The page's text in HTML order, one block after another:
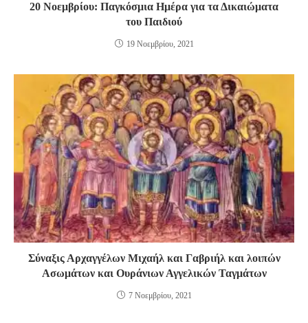
20 Νοεμβρίου: Παγκόσμια Ημέρα για τα Δικαιώματα
του Παιδιού
19 Νοεμβρίου, 2021
Σύναξις Αρχαγγέλων Μιχαήλ και Γαβριήλ και λοιπών
Ασωμάτων και Ουράνιων Αγγελικών Ταγμάτων
7 Νοεμβρίου, 2021